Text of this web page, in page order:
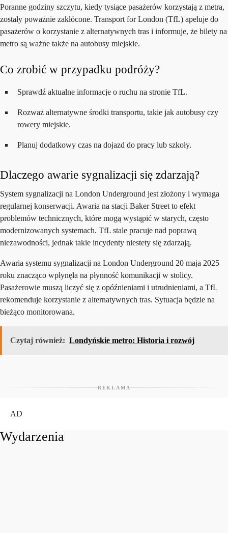
Poranne godziny szczytu, kiedy tysiące pasażerów korzystają z metra,
zostały poważnie zakłócone. Transport for London (TfL) apeluje do
pasażerów o korzystanie z alternatywnych tras i informuje, że bilety na
metro są ważne także na autobusy miejskie.
Co zrobić w przypadku podróży?
Sprawdź aktualne informacje o ruchu na stronie TfL.
Rozważ alternatywne środki transportu, takie jak autobusy czy
rowery miejskie.
Planuj dodatkowy czas na dojazd do pracy lub szkoły.
Dlaczego awarie sygnalizacji się zdarzają?
System sygnalizacji na London Underground jest złożony i wymaga
regularnej konserwacji. Awaria na stacji Baker Street to efekt
problemów technicznych, które mogą wystąpić w starych, często
modernizowanych systemach. TfL stale pracuje nad poprawą
niezawodności, jednak takie incydenty niestety się zdarzają.
Awaria systemu sygnalizacji na London Underground 20 maja 2025
roku znacząco wpłynęła na płynność komunikacji w stolicy.
Pasażerowie muszą liczyć się z opóźnieniami i utrudnieniami, a TfL
rekomenduje korzystanie z alternatywnych tras. Sytuacja będzie na
bieżąco monitorowana.
Czytaj również: Londyńskie metro: Historia i rozwój
REKLAMA
AD
Wydarzenia